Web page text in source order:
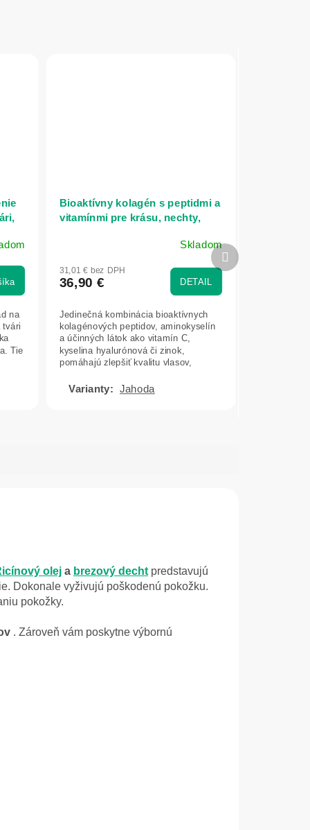
na
tvári
Tie
Bioaktívny kolagén s peptidmi a
vitamínmi pre krásu, nechty,
produktu
z
5
hviezdičiek.
Skladom
31,01 € bez DPH
36,90 € DETAIL
Jedinečná kombinácia bioaktívnych
kolagénových peptidov, aminokyselín
a účinných látok ako vitamín C,
kyselina hyalurónová či zinok,
pomáhajú zlepšiť kvalitu vlasov,
Jahoda
Ďalší
produkt
olej a brezový decht predstavujú
Dokonale vyživujú poškodenú pokožku.
pokožky.
. Zároveň vám poskytne výbornú